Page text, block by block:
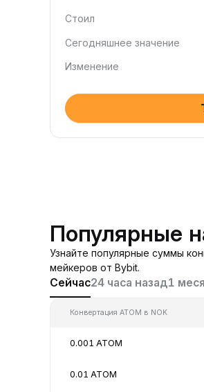
Стоил
Сегодняшнее значение
Изменение
Популярные
Узнайте популярные суммы
мейкеров от Bybit.
Сейчас24 часа назад1
Конвертация ATOM в NOK
0.001 ATOM
0.01 ATOM